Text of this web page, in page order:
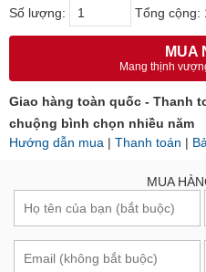
Số lượng: Tổng cộng:
MUA
Mang thịnh
Giao hàng toàn quốc - Thanh
chuộng bình chọn nhiều năm
Hướng dẫn mua | Thanh toán |
MUA